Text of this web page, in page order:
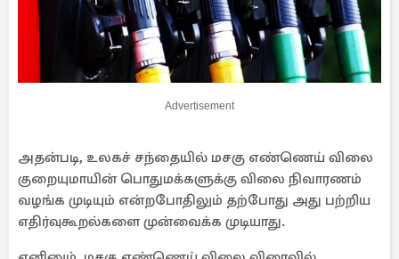
Advertisement
அதன்படி, உலகச் சந்தையில் மசகு எண்ணெய் விலை
குறையுமாயின் பொதுமக்களுக்கு விலை நிவாரணம்
வழங்க முடியும் என்றபோதிலும் தற்போது அது பற்றிய
எதிர்வுகூறல்களை முன்வைக்க முடியாது.